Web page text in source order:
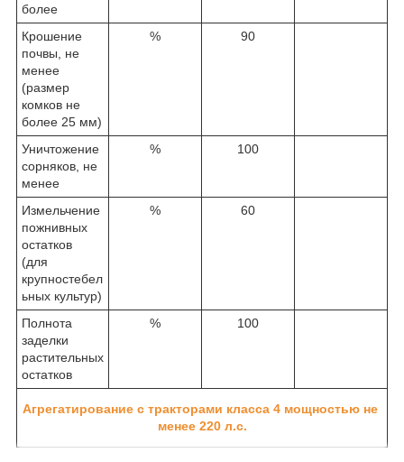
более
Крошение
почвы, не
менее
(размер
комков не
более 25 мм)
% 90
Уничтожение
сорняков, не
менее
% 100
Измельчение
пожнивных
остатков
(для
крупностебел
ьных культур)
% 60
Полнота
заделки
растительных
остатков
% 100
Агрегатирование с тракторами класса 4 мощностью не
менее 220 л.с.